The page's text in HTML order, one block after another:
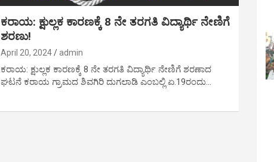
ಕರಾಯ: ಕ್ಷುಲ್ಲಕ ಕಾರಣಕ್ಕೆ 8 ನೇ ತರಗತಿ ವಿದ್ಯಾರ್ಥಿ ನೇಣಿಗೆ
ಶರಣು!
April 20, 2024 admin
ಕರಾಯ: ಕ್ಷುಲ್ಲಕ ಕಾರಣಕ್ಕೆ 8 ನೇ ತರಗತಿ ವಿದ್ಯಾರ್ಥಿ ನೇಣಿಗೆ ಶರಣಾದ
ಘಟನೆ ಕರಾಯ ಗ್ರಾಮದ ಶಿವಗಿರಿ ದುಗಲಾಡಿ ಎಂಬಲ್ಲಿ ಏ.19ರಂದು…